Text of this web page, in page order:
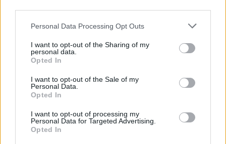
Personal Data Processing Opt Outs
I want to opt-out of the Sharing of my
personal data.
Opted In
I want to opt-out of the Sale of my
Personal Data.
Opted In
I want to opt-out of processing my
Personal Data for Targeted Advertising.
Opted In